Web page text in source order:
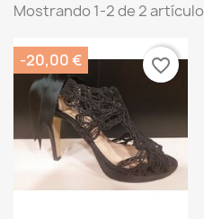
Mostrando 1-2 de 2
-20,00 € favorite_border
Crear lista de